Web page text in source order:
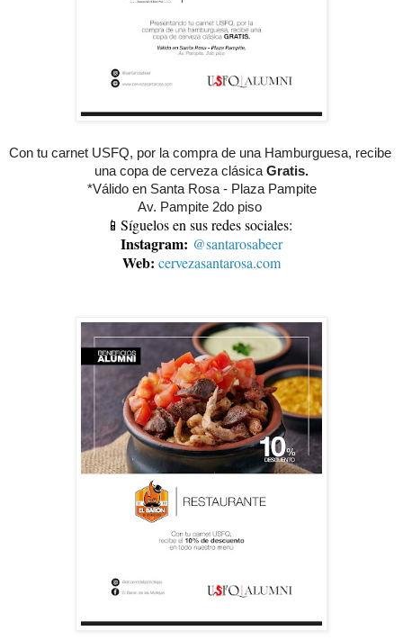
Con tu carnet USFQ, por la compra de una Hamburguesa, recibe
una copa de cerveza clásica Gratis.
*Válido en Santa Rosa - Plaza Pampite
Av. Pampite 2do piso
📱Síguelos en sus redes sociales:
Instagram: @santarosabeer
Web: cervezasantarosa.com